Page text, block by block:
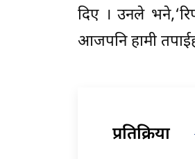
दिए । उनले
आजपनि हामी
प्रतिक्रिया